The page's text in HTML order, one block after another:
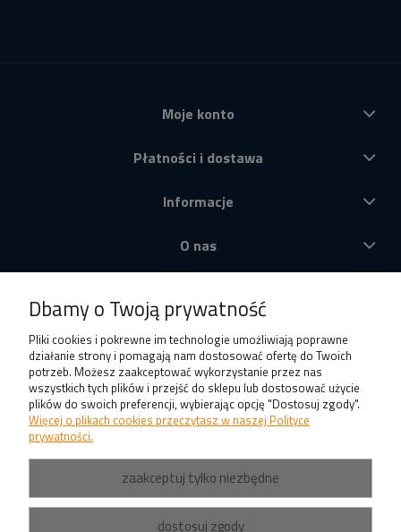
Moje konto
Płatności i dostawa
Informacje
O nas
Dbamy o Twoją prywatność
Pliki cookies i pokrewne im technologie umożliwiają poprawne
działanie strony i pomagają nam dostosować ofertę do Twoich
potrzeb. Możesz zaakceptować wykorzystanie przez nas
wszystkich tych plików i przejść do sklepu lub dostosować użycie
plików do swoich preferencji, wybierając opcję "Dostosuj zgody".
Więcej o plikach cookies przeczytasz w naszej Polityce
prywatności.
zaakceptuj tylko niezbędne
dostosuj zgody